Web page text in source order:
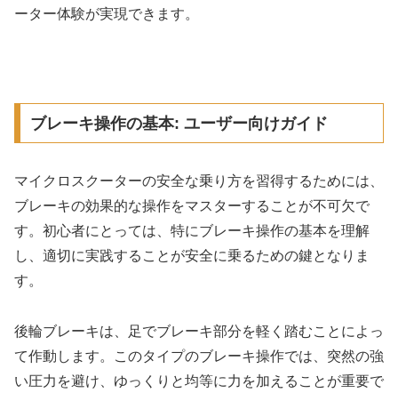
ーター体験が実現できます。
ブレーキ操作の基本: ユーザー向けガイド
マイクロスクーターの安全な乗り方を習得するためには、
ブレーキの効果的な操作をマスターすることが不可欠で
す。初心者にとっては、特にブレーキ操作の基本を理解
し、適切に実践することが安全に乗るための鍵となりま
す。
後輪ブレーキは、足でブレーキ部分を軽く踏むことによっ
て作動します。このタイプのブレーキ操作では、突然の強
い圧力を避け、ゆっくりと均等に力を加えることが重要で